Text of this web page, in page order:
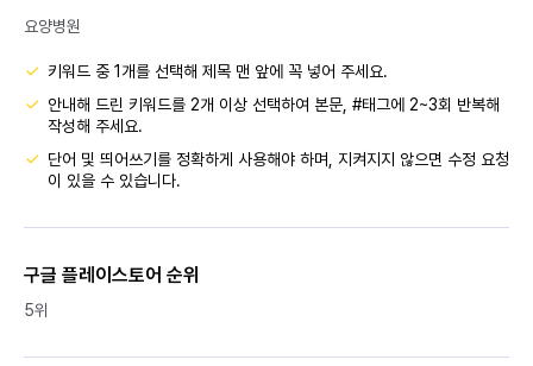
요양병원
키워드 중 1개를 선택해 제목 맨 앞에 꼭 넣어 주세요.
안내해 드린 키워드를 2개 이상 선택하여 본문, #태그에 2~3회 반복해
작성해 주세요.
단어 및 띄어쓰기를 정확하게 사용해야 하며, 지켜지지 않으면 수정 요청
이 있을 수 있습니다.
구글 플레이스토어 순위
5위